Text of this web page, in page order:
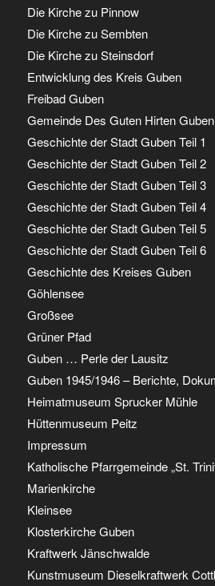
Die Kirche zu Pinnow
Die Kirche zu Sembten
Die Kirche zu Steinsdorf
Entwicklung des Kreis Guben
Freibad Guben
Gemeinde Des Guten Hirten Guben
Geschichte der Stadt Guben Teil 1
Geschichte der Stadt Guben Teil 2
Geschichte der Stadt Guben Teil 3
Geschichte der Stadt Guben Teil 4
Geschichte der Stadt Guben Teil 5
Geschichte der Stadt Guben Teil 6
Geschichte des Kreises Guben
Göhlensee
Großsee
Grüner Pfad
Guben … Perle der Lausitz
Guben 1945/1946 – Berichte,
Heimatmuseum Sprucker Mühle
Hüttenmuseum Peitz
Impressum
Katholische Pfarrgemeinde „St.
Marienkirche
Kleinsee
Klosterkirche Guben
Kraftwerk Jänschwalde
Kunstmuseum Dieselkraftwerk